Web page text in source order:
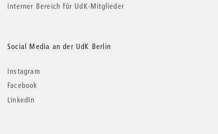
Interner Bereich für UdK-Mitglieder
Social Media an der UdK Berlin
Instagram
Facebook
LinkedIn